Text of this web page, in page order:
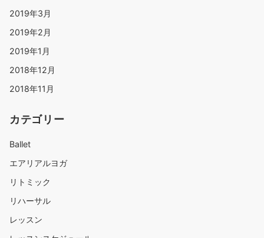
2019年3月
2019年2月
2019年1月
2018年12月
2018年11月
カテゴリー
Ballet
エアリアルヨガ
リトミック
リハーサル
レッスン